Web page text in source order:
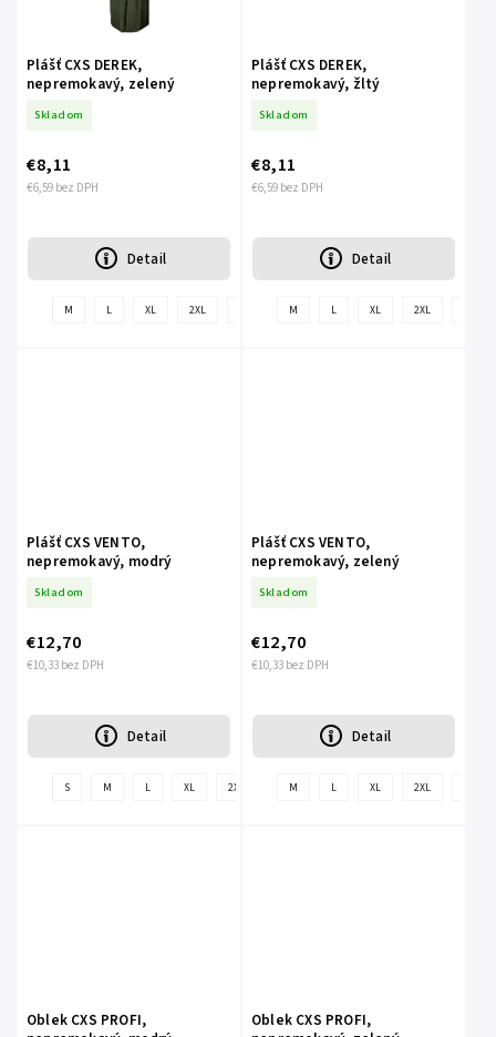
Plášť CXS DEREK,
nepremokavý, zelený
Skladom
€6,59 bez DPH
€8,11
Detail
M L XL 2XL 4XL
ďalšie
Plášť CXS DEREK,
nepremokavý, žltý
Skladom
€6,59 bez DPH
€8,11
Detail
M L XL 2XL
Plášť CXS VENTO,
nepremokavý, modrý
Skladom
€10,33 bez DPH
€12,70
Detail
S M L XL 2XL 3XL 4XL
ďalšie
Plášť CXS VENTO,
nepremokavý, zelený
Skladom
€10,33 bez DPH
€12,70
Detail
M L XL 2XL
Oblek CXS PROFI,
Oblek CXS PROFI,